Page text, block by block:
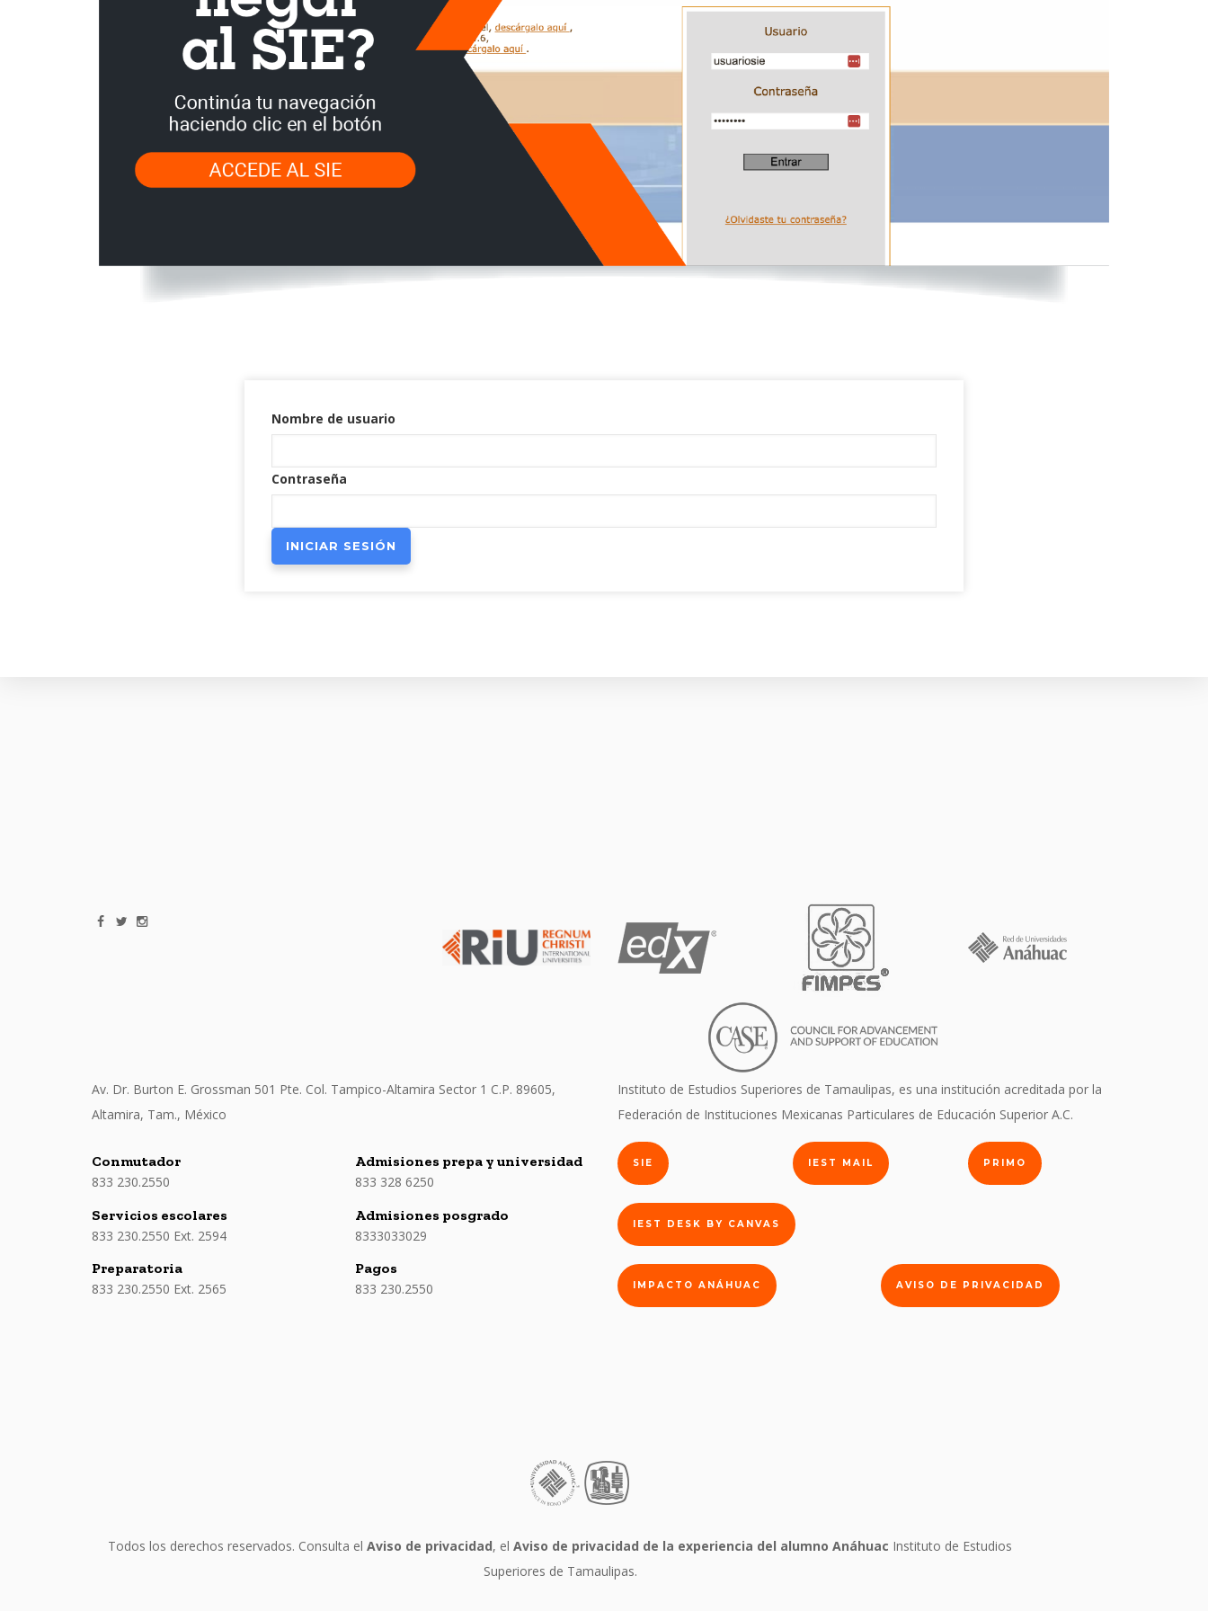
Nombre de usuario
Contraseña
Av. Dr. Burton E. Grossman 501 Pte. Col. Tampico-Altamira Sector 1 C.P. 89605,
Altamira, Tam., México
Instituto de Estudios Superiores de Tamaulipas, es una institución acreditada por la
Federación de Instituciones Mexicanas Particulares de Educación Superior A.C.
Conmutador
833 230.2550
Servicios escolares
833 230.2550 Ext. 2594
Preparatoria
833 230.2550 Ext. 2565
Admisiones prepa y universidad
833 328 6250
Admisiones posgrado
8333033029
Pagos
833 230.2550
SIE IEST MAIL PRIMO
IEST DESK BY CANVAS
IMPACTO ANÁHUAC AVISO DE PRIVACIDAD
Todos los derechos reservados. Consulta elAviso de privacidad, elAviso de privacidad de la experiencia del alumno Anáhuac Instituto de Estudios
Superiores de Tamaulipas.